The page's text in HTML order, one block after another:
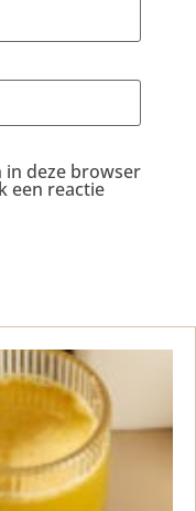
in deze browser
een reactie